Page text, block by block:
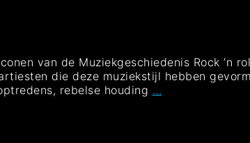
van de Muziekgeschiedenis Rock ’n
die deze muziekstijl hebben
rebelse houding …